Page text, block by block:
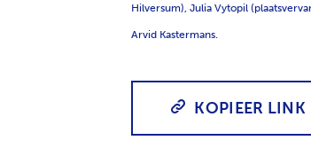
Hilversum), Julia Vytopil
Arvid Kastermans.
KOPIEER LINK